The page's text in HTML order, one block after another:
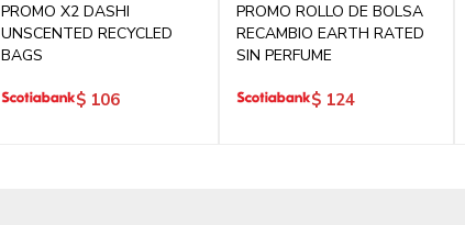
PROMO X2 DASHI
UNSCENTED RECYCLED
BAGS
$ 106
PROMO ROLLO DE BOLSA
RECAMBIO EARTH RATED
SIN PERFUME
$ 124